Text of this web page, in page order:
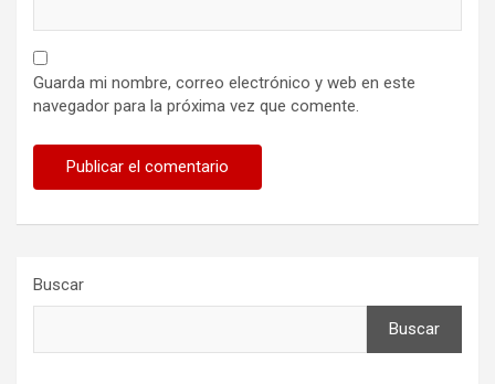
Guarda mi nombre, correo electrónico y web en este
navegador para la próxima vez que comente.
Buscar
Buscar